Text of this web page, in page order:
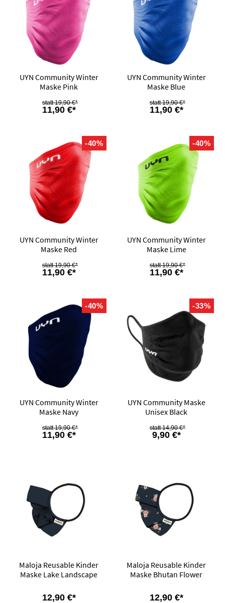
UYN Community Winter
Maske Pink
11,90 €*
19,90 €*
UYN Community Winter
Maske Blue
11,90 €*
19,90 €*
-40%
UYN Community Winter
Maske Red
11,90 €*
19,90 €*
-40%
UYN Community Winter
Maske Lime
11,90 €*
19,90 €*
-40%
UYN Community Winter
Maske Navy
11,90 €*
19,90 €*
-33%
UYN Community Maske
Unisex Black
9,90 €*
14,90 €*
Maloja Reusable Kinder
Maske Lake Landscape
12,90 €*
Maloja Reusable Kinder
Maske Bhutan Flower
12,90 €*